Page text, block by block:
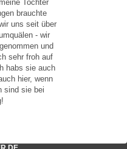
Tochter
brauchte
uns seit über
- wir
und
sehr froh auf
habs sie auch
hier, wenn
sind sie bei